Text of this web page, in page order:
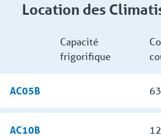
Location des
Capacité
frigorifique
AC05B
AC10B